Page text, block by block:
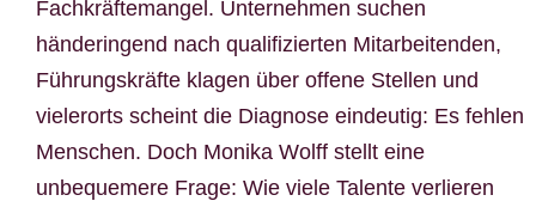
Fachkräftemangel. Unternehmen suchen
händeringend nach qualifizierten Mitarbeitenden,
Führungskräfte klagen über offene Stellen und
vielerorts scheint die Diagnose eindeutig: Es fehlen
Menschen. Doch Monika Wolff stellt eine
unbequemere Frage: Wie viele Talente verlieren